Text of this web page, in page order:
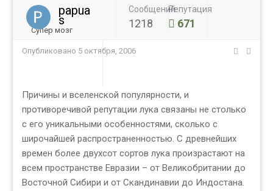
papua
s
Супер мозг
Сообщений
1218
Репутация
671
Опубликовано 5 октября, 2006
Причины и вселенской популярности, и
противоречивой репутации лука связаны не столько
с его уникальными особенностями, сколько с
широчайшей распространенностью. С древнейших
времен более двухсот сортов лука произрастают на
всем пространстве Евразии – от Великобритании до
Восточной Сибири и от Скандинавии до Индостана.